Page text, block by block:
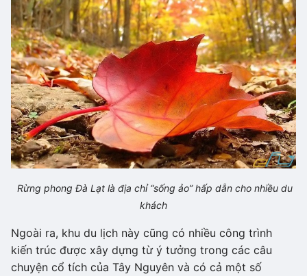
Rừng phong Đà Lạt là địa chỉ “sống ảo” hấp dẫn cho nhiều du
khách
Ngoài ra, khu du lịch này cũng có nhiều công trình
kiến trúc được xây dựng từ ý tưởng trong các câu
chuyện cổ tích của Tây Nguyên và có cả một số